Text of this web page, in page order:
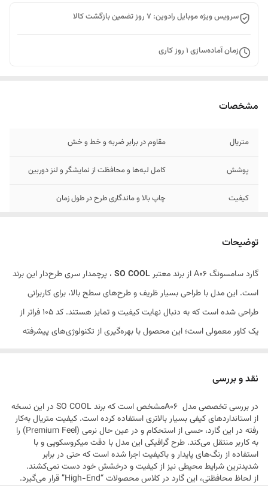
سرویس ویژه موبایل رادوین: 7 روز تضمین بازگشت کالا
زمان آماده‌سازی 1 روز کاری
مشخصات
متریال مقاوم در برابر ضربه و خط و خش
پوشش کامل لبه‌ها و محافظت از نمایشگر و لنز دوربین
کیفیت چاپ بالا و ماندگاری طرح در طول زمان
توضیحات
گارد سامسونگ A06 از برند معتبر SO COOL ، پرچمدار سری طرح‌دار این برند
است. این مدل با طراحی بسیار ظریف و طرح‌های سطح بالا، برای کاربرانی
طراحی شده است که به دنبال نهایت کیفیت و تمایز هستند. کد 105 فراتر از
یک کاور معمولی است؛ این محصول با بهره‌گیری از تکنولوژی‌های پیشرفته
نقد و بررسی
در بررسی تخصصی مدل A06مشخص است که برند SO COOL در این نسخه
از استانداردهای کیفی بسیار بالاتری استفاده کرده است. کیفیت متریال به‌کار
رفته در این گارد، حسی از استحکام و در عین حال نرمی (Premium Feel) را
به کاربر منتقل می‌کند. طرح گرافیکی این مدل با دقت میکروسکوپی و با
استفاده از رنگ‌های پایدار و باکیفیت اجرا شده است که حتی در برابر
شدیدترین شرایط محیطی نیز از کیفیت و درخشش خود دست نمی‌کشند.
از لحاظ محافظتی، این گارد در کلاس محصولات “High-End” قرار می‌گیرد.